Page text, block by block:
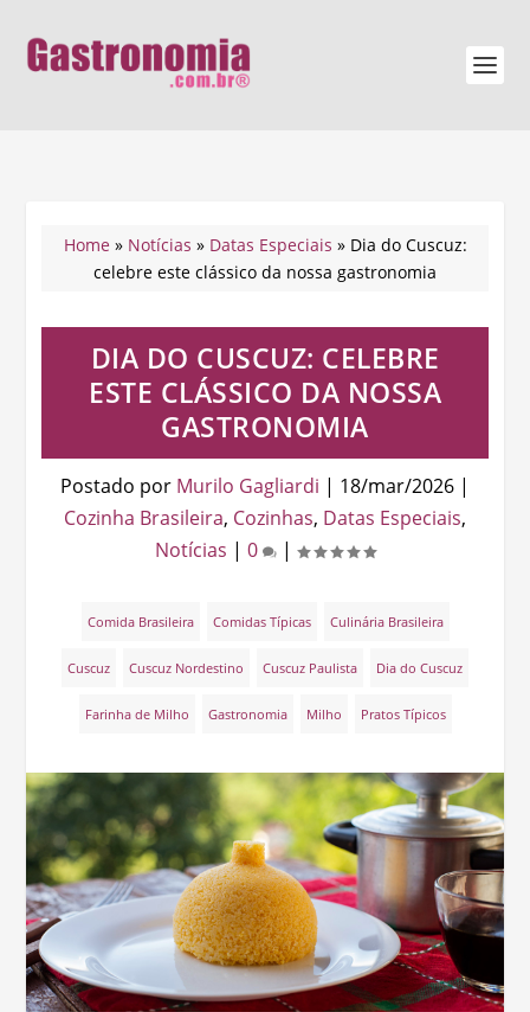
Home» Notícias » Datas Especiais » Dia do Cuscuz:
celebre este clássico da nossa gastronomia
DIA DO CUSCUZ: CELEBRE
ESTE CLÁSSICO DA NOSSA
GASTRONOMIA
Postado por Murilo Gagliardi | 18/mar/2026 |
Cozinha Brasileira, Cozinhas, Datas Especiais,
Notícias | 0 |
Comida Brasileira Comidas Típicas Culinária Brasileira
Cuscuz Cuscuz Nordestino Cuscuz Paulista Dia do Cuscuz
Farinha de Milho Gastronomia Milho Pratos Típicos